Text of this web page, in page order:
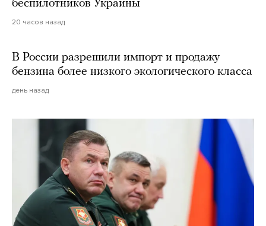
беспилотников Украины
20 часов назад
В России разрешили импорт и продажу
бензина более низкого экологического класса
день назад